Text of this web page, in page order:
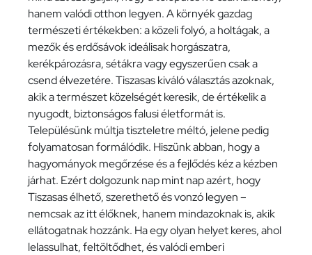
hanem valódi otthon legyen. A környék gazdag
természeti értékekben: a közeli folyó, a holtágak, a
mezők és erdősávok ideálisak horgászatra,
kerékpározásra, sétákra vagy egyszerűen csak a
csend élvezetére. Tiszasas kiváló választás azoknak,
akik a természet közelségét keresik, de értékelik a
nyugodt, biztonságos falusi életformát is.
Településünk múltja tiszteletre méltó, jelene pedig
folyamatosan formálódik. Hiszünk abban, hogy a
hagyományok megőrzése és a fejlődés kéz a kézben
járhat. Ezért dolgozunk nap mint nap azért, hogy
Tiszasas élhető, szerethető és vonzó legyen –
nemcsak az itt élőknek, hanem mindazoknak is, akik
ellátogatnak hozzánk. Ha egy olyan helyet keres, ahol
lelassulhat, feltöltődhet, és valódi emberi